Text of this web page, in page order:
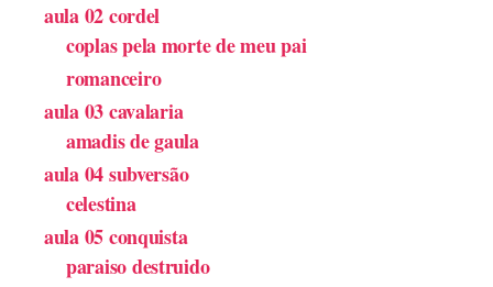
aula 02 cordel
coplas pela morte de meu pai
romanceiro
aula 03 cavalaria
amadis de gaula
aula 04 subversão
celestina
aula 05 conquista
paraiso destruido